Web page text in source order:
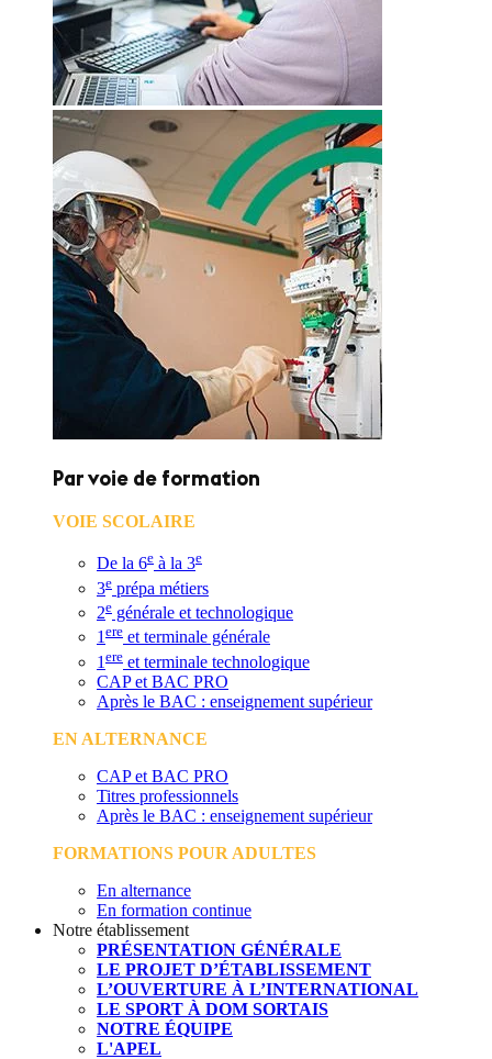
Par voie de formation
VOIE SCOLAIRE
De la 6e à la 3e
3e prépa métiers
2e générale et technologique
1 ere et terminale générale
1 ere et terminale technologique
CAP et BAC PRO
Après le BAC : enseignement supérieur
EN ALTERNANCE
CAP et BAC PRO
Titres professionnels
Après le BAC : enseignement supérieur
FORMATIONS POUR ADULTES
En alternance
En formation continue
Notre établissement
PRÉSENTATION GÉNÉRALE
LE PROJET D’ÉTABLISSEMENT
L’OUVERTURE À L’INTERNATIONAL
LE SPORT À DOM SORTAIS
NOTRE ÉQUIPE
L'APEL